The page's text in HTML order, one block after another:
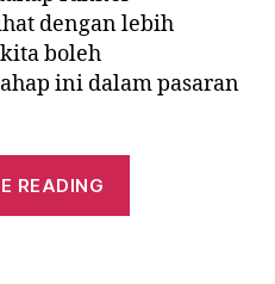
dengan lebih
boleh
ini dalam pasaran
READING